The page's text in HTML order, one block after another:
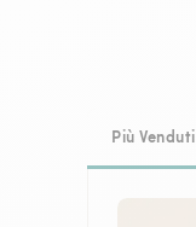
Più Venduti